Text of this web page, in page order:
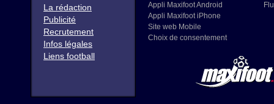
La rédaction
Publicité
Recrutement
Infos légales
Liens football
Appli Maxifoot Android
Appli Maxifoot iPhone
Site web Mobile
Choix de consentement